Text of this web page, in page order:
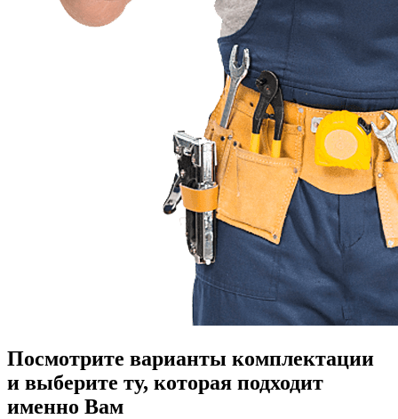
Посмотрите варианты комплектации
и выберите ту, которая подходит
именно Вам